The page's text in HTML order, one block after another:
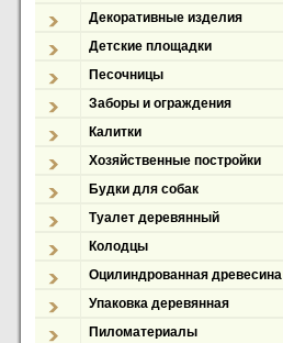
Декоративные изделия
Детские площадки
Песочницы
Заборы и ограждения
Калитки
Хозяйственные постройки
Будки для собак
Туалет деревянный
Колодцы
Оцилиндрованная древесина
Упаковка деревянная
Пиломатериалы